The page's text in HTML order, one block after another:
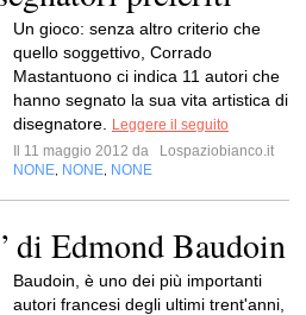
Un gioco: senza altro criterio che
quello soggettivo, Corrado
Mastantuono ci indica 11 autori che
hanno segnato la sua vita artistica di
disegnatore.
Leggere il seguito
Il 11 maggio 2012 da
Lospaziobianco.it
NONE NONE NONE
di Edmond Baudoin
Baudoin, è uno dei più importanti
autori francesi degli ultimi trent'anni,